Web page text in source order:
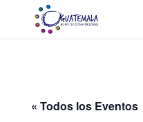
« Todos los Eventos